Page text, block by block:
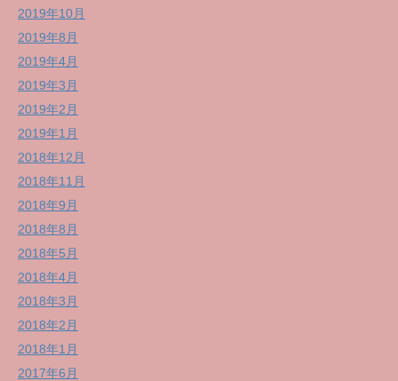
2019年10月
2019年8月
2019年4月
2019年3月
2019年2月
2019年1月
2018年12月
2018年11月
2018年9月
2018年8月
2018年5月
2018年4月
2018年3月
2018年2月
2018年1月
2017年6月